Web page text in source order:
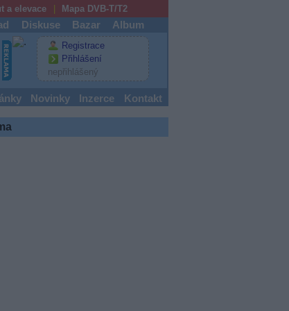
a elevace Mapa DVB-T/T2
Diskuse Bazar Album
Registrace
Přihlášení
nepřihlášený
Novinky Inzerce Kontakt